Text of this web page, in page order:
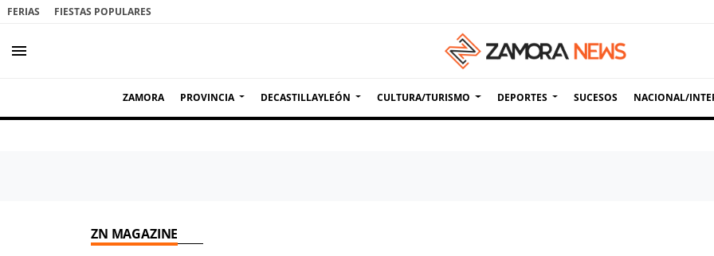
FERIAS FIESTAS POPULARES
menu
ZAMORA PROVINCIA DECASTILLAYLEÓN CULTURA/TURISMO DEPORTES SUCESOS NACIONAL/
ZN MAGAZINE